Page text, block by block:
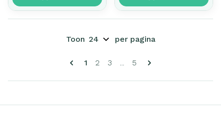
Pagina's
U lees momenteel pagina
1 Pagina
2 Pagina
3 ... Pagina
5
Toon per pagina